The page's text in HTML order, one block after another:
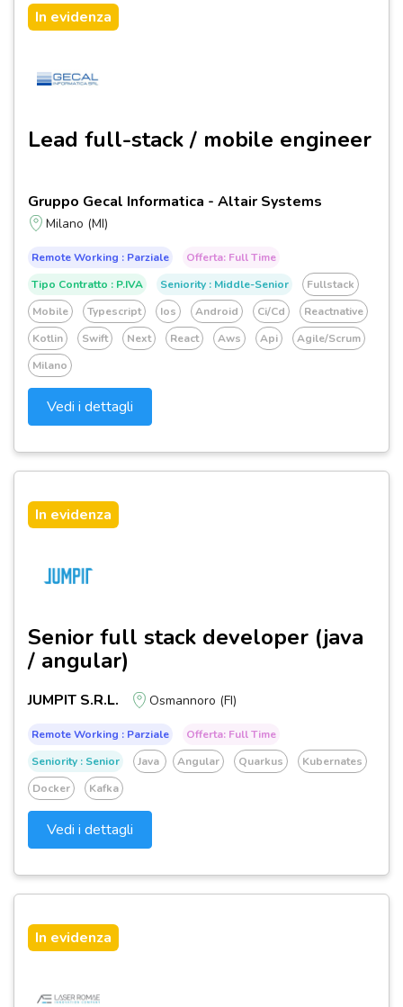
In evidenza
Lead full-stack / mobile engineer
Gruppo Gecal Informatica - Altair Systems
Milano (MI)
Remote Working : Parziale
Offerta: Full Time
Tipo Contratto : P.IVA
Seniority : Middle-Senior
Fullstack
Mobile
Typescript Ios Android Ci/cd
Reactnative
Kotlin
Swift Next React Aws Api
Agile/scrum
Milano
Vedi i dettagli
In evidenza
Senior full stack developer (java
/ angular)
JUMPIT S.R.L. Osmannoro (FI)
Remote Working : Parziale
Offerta: Full Time
Seniority : Senior
Java Angular Quarkus
Kubernates
Docker
Kafka
Vedi i dettagli
In evidenza